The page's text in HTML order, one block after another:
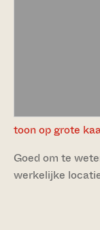
toon op grote
Goed om te
werkelijke